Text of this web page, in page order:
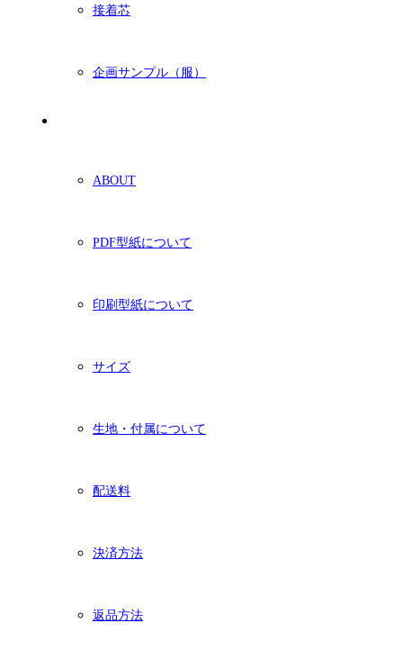
接着芯
企画サンプル（服）
ABOUT
PDF型紙について
印刷型紙について
サイズ
生地・付属について
配送料
決済方法
返品方法